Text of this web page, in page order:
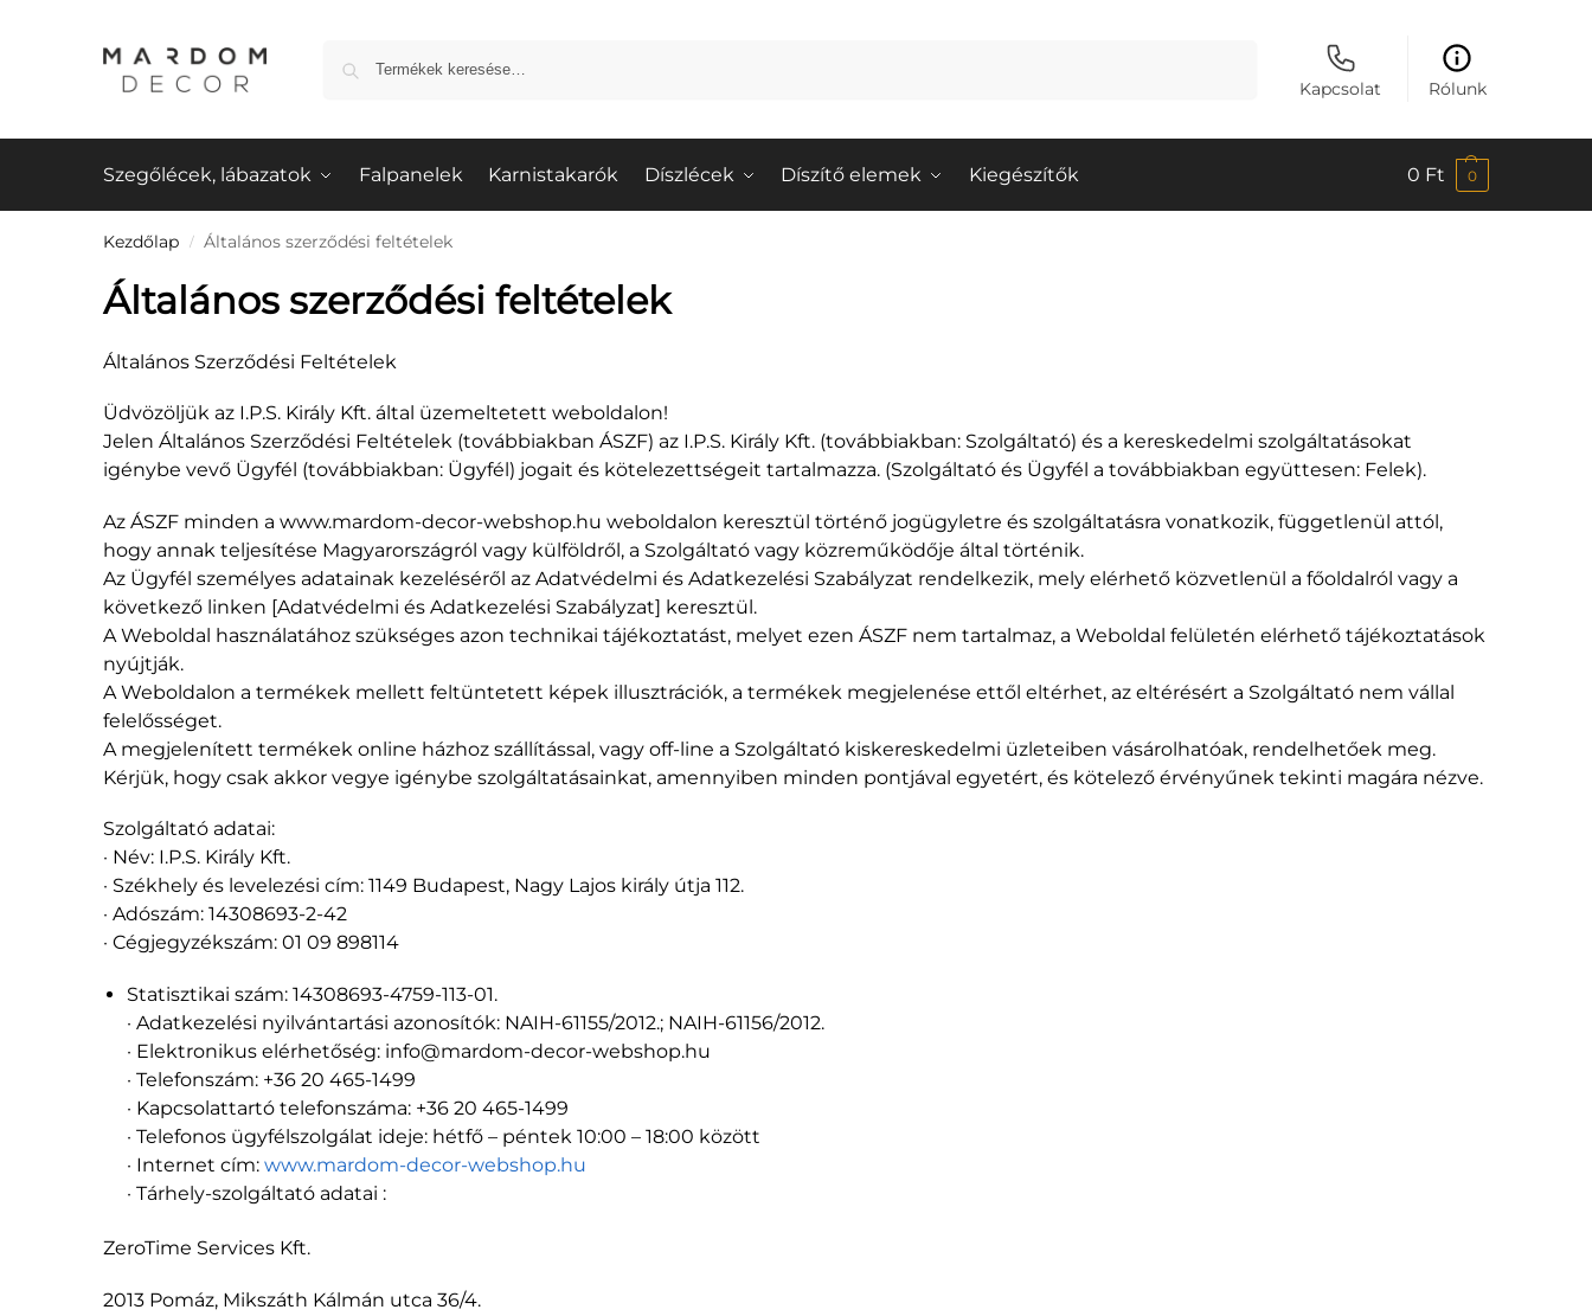
Kapcsolat Rólunk
Szegőlécek, lábazatok Falpanelek Karnistakarók Díszlécek Díszítő elemek Kiegészítők 0 Ft 0
Kezdőlap / Általános szerződési feltételek
Általános szerződési feltételek
Általános Szerződési Feltételek
Üdvözöljük az I.P.S. Király Kft. által üzemeltetett weboldalon!
Jelen Általános Szerződési Feltételek (továbbiakban ÁSZF) az I.P.S. Király Kft. (továbbiakban: Szolgáltató) és a kereskedelmi szolgáltatásokat
igénybe vevő Ügyfél (továbbiakban: Ügyfél) jogait és kötelezettségeit tartalmazza. (Szolgáltató és Ügyfél a továbbiakban együttesen: Felek).
Az ÁSZF minden a www.mardom-decor-webshop.hu weboldalon keresztül történő jogügyletre és szolgáltatásra vonatkozik, függetlenül attól,
hogy annak teljesítése Magyarországról vagy külföldről, a Szolgáltató vagy közreműködője által történik.
Az Ügyfél személyes adatainak kezeléséről az Adatvédelmi és Adatkezelési Szabályzat rendelkezik, mely elérhető közvetlenül a főoldalról vagy a
következő linken [Adatvédelmi és Adatkezelési Szabályzat] keresztül.
A Weboldal használatához szükséges azon technikai tájékoztatást, melyet ezen ÁSZF nem tartalmaz, a Weboldal felületén elérhető tájékoztatások
nyújtják.
A Weboldalon a termékek mellett feltüntetett képek illusztrációk, a termékek megjelenése ettől eltérhet, az eltérésért a Szolgáltató nem vállal
felelősséget.
A megjelenített termékek online házhoz szállítással, vagy off-line a Szolgáltató kiskereskedelmi üzleteiben vásárolhatóak, rendelhetőek meg.
Kérjük, hogy csak akkor vegye igénybe szolgáltatásainkat, amennyiben minden pontjával egyetért, és kötelező érvényűnek tekinti magára nézve.
Szolgáltató adatai:
· Név: I.P.S. Király Kft.
· Székhely és levelezési cím: 1149 Budapest, Nagy Lajos király útja 112.
· Adószám: 14308693-2-42
· Cégjegyzékszám: 01 09 898114
Statisztikai szám: 14308693-4759-113-01.
· Adatkezelési nyilvántartási azonosítók: NAIH-61155/2012.; NAIH-61156/2012.
· Elektronikus elérhetőség: info@mardom-decor-webshop.hu
· Telefonszám: +36 20 465-1499
· Kapcsolattartó telefonszáma: +36 20 465-1499
· Telefonos ügyfélszolgálat ideje: hétfő – péntek 10:00 – 18:00 között
· Internet cím: www.mardom-decor-webshop.hu
· Tárhely-szolgáltató adatai :
ZeroTime Services Kft.
2013 Pomáz, Mikszáth Kálmán utca 36/4.